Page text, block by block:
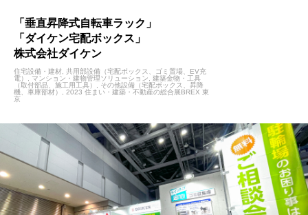
「垂直昇降式自転車ラック」
「ダイケン宅配ボックス」
株式会社ダイケン
住宅設備・建材 共用部設備（宅配ボックス、ゴミ置場、EV充
電）
マンション・建物管理ソリューション
建築金物・工具
（取付部品、施工用工具）
その他設備（宅配ボックス、昇降
機、車庫部材）
2023 住まい・建築・不動産の総合展BREX 東
京